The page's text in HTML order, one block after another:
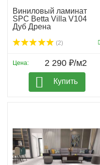
Виниловый ламинат
SPC Betta Villa V104
Дуб Дрена
(2)
Цена: 2 290 ₽/м2
Купить